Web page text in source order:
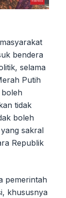
bendera
selama
Putih
boleh
tidak
boleh
sakral
Republik
pemerintah
khususnya